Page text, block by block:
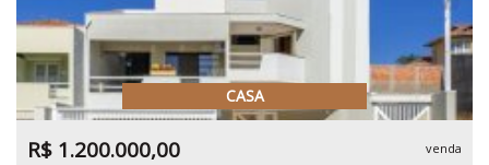
CASA
R$ 1.200.000,00 venda